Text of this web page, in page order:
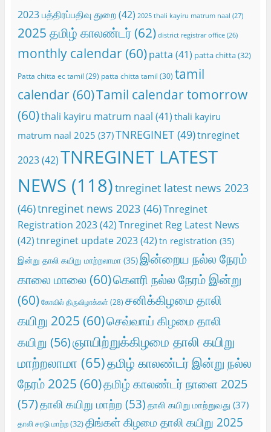
2023 பத்திரப்பதிவு துறை(42) 2025 thali kayiru matrum naal (27)
2025 தமிழ் காலண்டர்(62) district registrar office(26)
monthly calendar(60) patta (41) patta chitta(32)
Patta chitta ec tamil (29) patta chitta tamil (30) tamil
calendar(60)Tamil calendar tomorrow
(60)thali kayiru matrum naal (41) thali kayiru
matrum naal 2025 (37)TNREGINET(49)tnreginet
2023(42)TNREGINET LATEST
NEWS (118)tnreginet latest news 2023
(46)tnreginet news 2023(46)Tnreginet
Registration 2023(42)Tnreginet Reg Latest News
(42)tnreginet update 2023(42) tn registration (35)
இன்று தாலி கயிறு மாற்றலாமா(35)இன்றைய நல்ல நேரம்
காலை மாலை (60)கெளரி நல்ல நேரம் இன்று
(60) கோவில் திருவிழாக்கள் (28) சனிக்கிழமை தாலி
கயிறு 2025 (60)செவ்வாய் கிழமை தாலி
கயிறு (56)ஞாயிற்றுக்கிழமை தாலி கயிறு
மாற்றலாமா (65)தமிழ் காலண்டர் இன்று நல்ல
நேரம் 2025 (60)தமிழ் காலண்டர் நாளை 2025
(57)தாலி கயிறு மாற்ற (53) தாலி கயிறு மாற்றுவது (37)
தாலி சரடு மாற்ற(32)திங்கள் கிழமை தாலி கயிறு 2025